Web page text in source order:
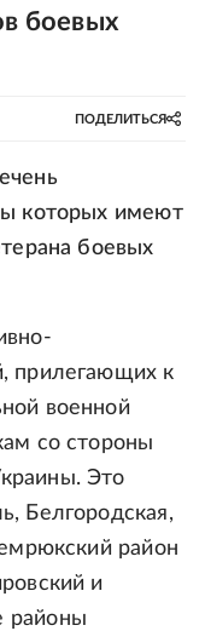
боевых
ПОДЕЛИТЬСЯ
которых имеют
боевых
прилегающих к
военной
со стороны
Это
Белгородская,
район
и
районы